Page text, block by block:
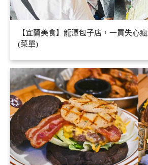
【宜蘭美食】龍潭包子店，一買失心
(菜單)